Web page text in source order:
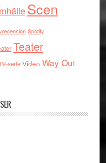
Scen
Spotify
Teater
serie Video Way Out